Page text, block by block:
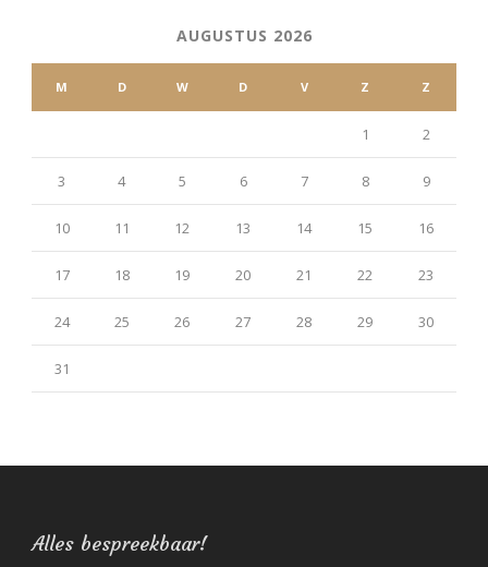
AUGUSTUS 2026
M D W D V Z Z
1 2
3 4 5 6 7 8 9
10 11 12 13 14 15 16
17 18 19 20 21 22 23
24 25 26 27 28 29 30
31
Alles bespreekbaar!